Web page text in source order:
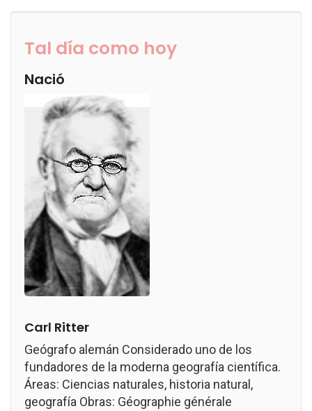
Tal día como hoy
Nació
Carl Ritter
Geógrafo alemán Considerado uno de los
fundadores de la moderna geografía científica.
Áreas: Ciencias naturales, historia natural,
geografía Obras: Géographie générale